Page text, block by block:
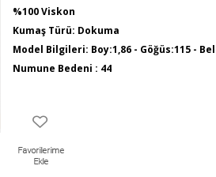
%100 Viskon
Kumaş Türü: Dokuma
Model Bilgileri: Boy:1,86 - Göğüs:115 -
Numune Bedeni : 44